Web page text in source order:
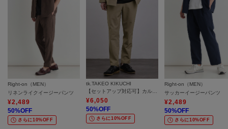
Right-on（MEN）
リネンライクイージーパンツ
¥2,489
50%OFF
さらに10%OFF
tk.TAKEO KIKUCHI
¥6,050
50%OFF
さらに10%OFF
Right-on（MEN）
サッカーイージーパンツ
¥2,489
50%OFF
さらに10%OFF